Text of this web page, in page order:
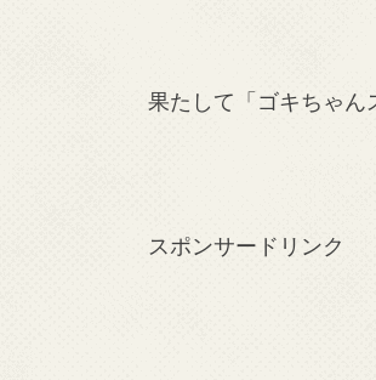
果たして「ゴキちゃん
スポンサードリンク